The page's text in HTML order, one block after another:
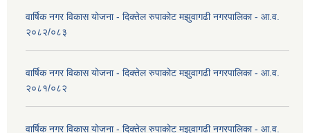
वार्षिक नगर विकास योजना - दिक्तेल रुपाकोट मझुवागढी नगरपालिका - आ.व.
२०८२/०८३
वार्षिक नगर विकास योजना - दिक्तेल रुपाकोट मझुवागढी नगरपालिका - आ.व.
२०८१/०८२
वार्षिक नगर विकास योजना - दिक्तेल रुपाकोट मझुवागढी नगरपालिका - आ.व.